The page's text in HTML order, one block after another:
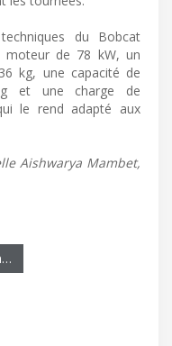
du Bobcat
moteur de 78 kW, un
kg, une capacité de
et une charge de
le rend adapté aux
Aishwarya Mambet,